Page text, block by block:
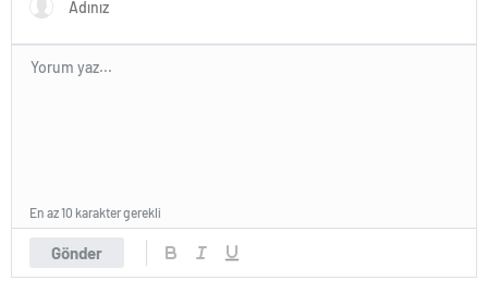
Gönder
En az 10 karakter gerekli